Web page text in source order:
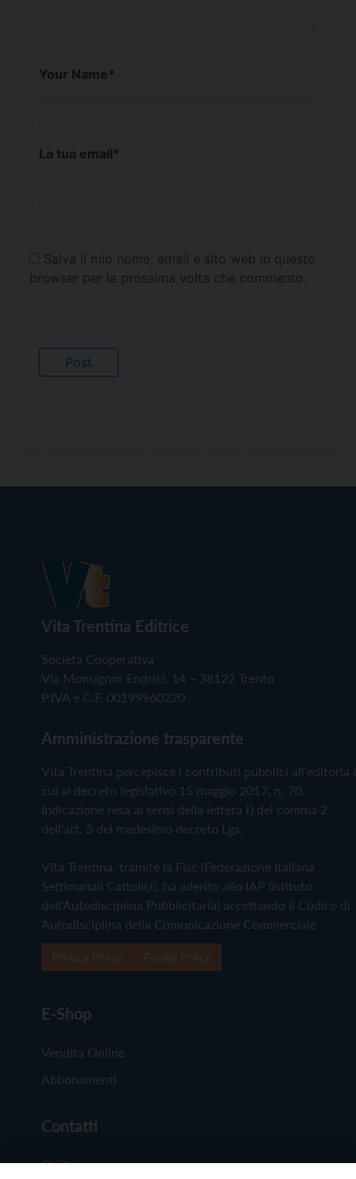
Your Name*
La tua email*
Salva il mio nome, email e sito web in questo
browser per la prossima volta che commento.
Vita Trentina Editrice
Società Cooperativa
Via Monsignor Endrici, 14 – 38122 Trento
P.IVA e C.F. 00199960220
Amministrazione trasparente
Vita Trentina percepisce i contributi pubblici all'editoria
cui al decreto legislativo 15 maggio 2017, n. 70.
Indicazione resa ai sensi della lettera f) del comma 2
dell'art. 5 del medesimo decreto Lgs.
Vita Trentina, tramite la Fisc (Federazione Italiana
Settimanali Cattolici), ha aderito allo IAP (Istituto
dell'Autodisciplina Pubblicitaria) accettando il Codice di
Autodisciplina della Comunicazione Commerciale
E-Shop
Vendita Online
Abbonamenti
Contatti
Chi Siamo